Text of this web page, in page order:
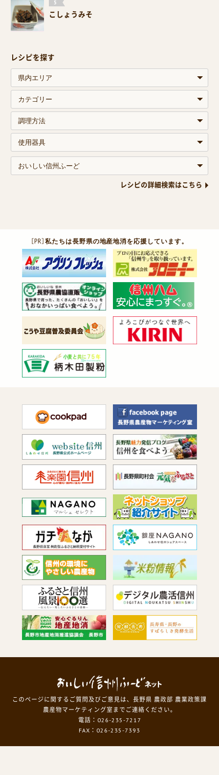
こしょうみそ
レシピを探す
レシピの詳細検索はこちら
［PR］私たちは長野県の地産地消を応援しています。
このページに関するご質問及びご意見は、長野県 農政部 農業政策課
農産物マーケティング室までご連絡ください。
電話：026-235-7217
FAX：026-235-7393